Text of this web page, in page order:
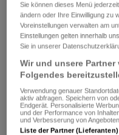
Sie können dieses Menü
ändern oder Ihre Einwilligung zu
Voreinstellungen verwalten am
Einstellungen gelten innerhalb
Sie in unserer
Wir und unsere Partner
Folgendes
Verwendung genauer
aktiv abfragen. Speichern von
Endgerät. Personalisierte
und der Performance von
und Verbesserung von Angeboten.
Liste der Partner (Lieferanten)